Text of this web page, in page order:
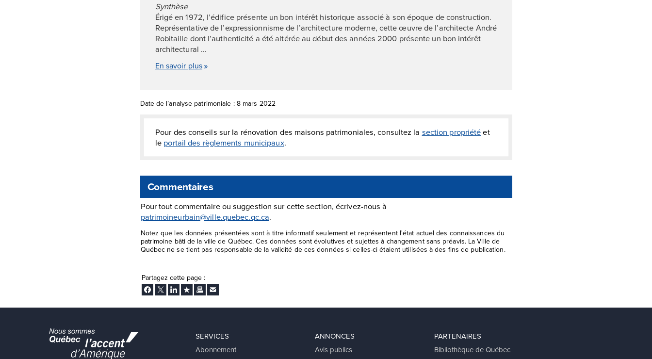
Synthèse
Érigé en 1972, l’édifice présente un bon intérêt historique associé à son époque de construction.
Représentative de l’expressionnisme de l’architecture moderne, cette œuvre de l’architecte André
Robitaille dont l’authenticité a été altérée au début des années 2000 présente un bon intérêt
architectural ...
En savoir plus
Date de l’analyse patrimoniale : 8 mars 2022
Pour des conseils sur la rénovation des maisons patrimoniales, consultez la section propriétéet
le portail des règlements municipaux.
Commentaires
Pour tout commentaire ou suggestion sur cette section, écrivez-nous à
patrimoineurbain@ville.quebec.qc.ca.
Notez que les données présentées sont à titre informatif seulement et représentent l'état actuel des connaissances du
patrimoine bâti de la ville de Québec. Ces données sont évolutives et sujettes à changement sans préavis. La Ville de
Québec ne se tient pas responsable de la validité de ces données si celles-ci étaient utilisées à des fins de publication.
Partagez cette page :
Facebook
TwitterLinkedInAjouter aux favoris
ImprimerEnvoyer Ã un ami
SERVICES
Abonnement
ANNONCES
Avis publics
PARTENAIRES
Bibliothèque de Québec